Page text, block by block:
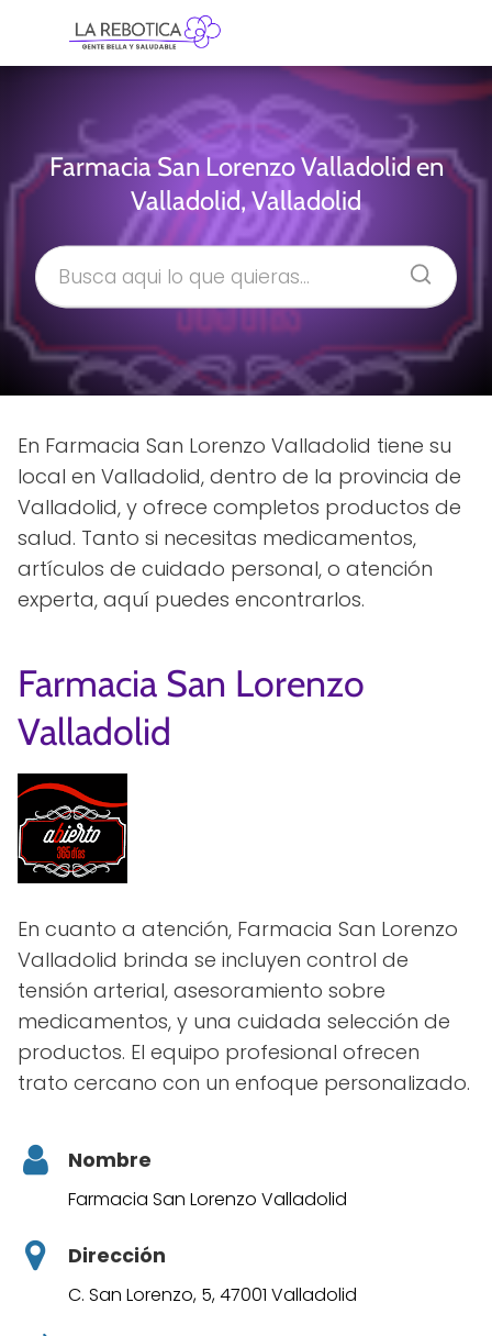
Farmacia San Lorenzo Valladolid en
Valladolid, Valladolid
En Farmacia San Lorenzo Valladolid tiene su
local en Valladolid, dentro de la provincia de
Valladolid, y ofrece completos productos de
salud. Tanto si necesitas medicamentos,
artículos de cuidado personal, o atención
experta, aquí puedes encontrarlos.
Farmacia San Lorenzo
Valladolid
En cuanto a atención, Farmacia San Lorenzo
Valladolid brinda se incluyen control de
tensión arterial, asesoramiento sobre
medicamentos, y una cuidada selección de
productos. El equipo profesional ofrecen
trato cercano con un enfoque personalizado.
Nombre
Farmacia San Lorenzo Valladolid
Dirección
C. San Lorenzo, 5, 47001 Valladolid